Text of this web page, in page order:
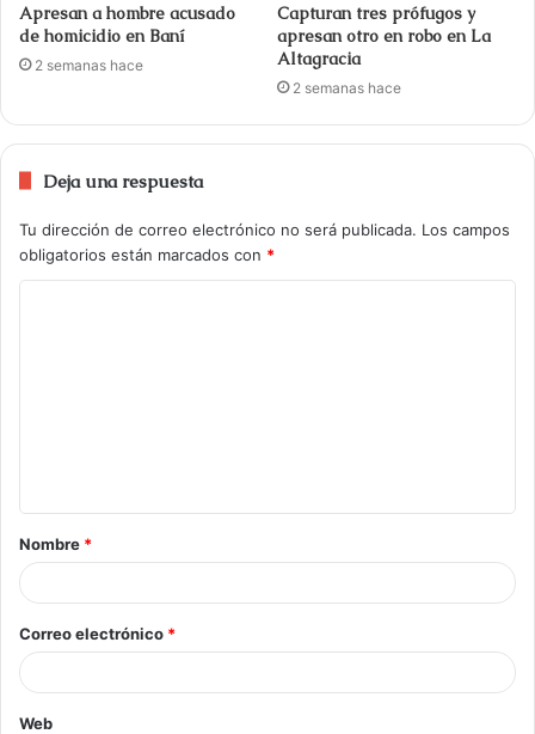
Apresan a hombre acusado
de homicidio en Baní
2 semanas hace
Capturan tres prófugos y
apresan otro en robo en La
Altagracia
2 semanas hace
Deja una respuesta
Tu dirección de correo electrónico no será publicada. Los campos
obligatorios están marcados con *
Nombre *
Correo electrónico *
Web